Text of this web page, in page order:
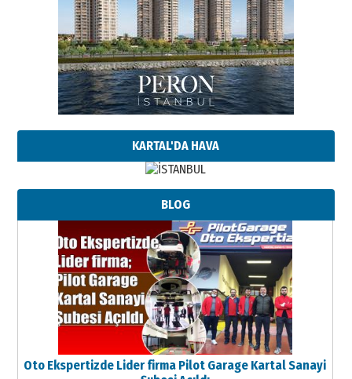
KARTAL'DA HAVA
BLOG
Oto Ekspertizde Lider firma Pilot Garage Kartal Sanayi